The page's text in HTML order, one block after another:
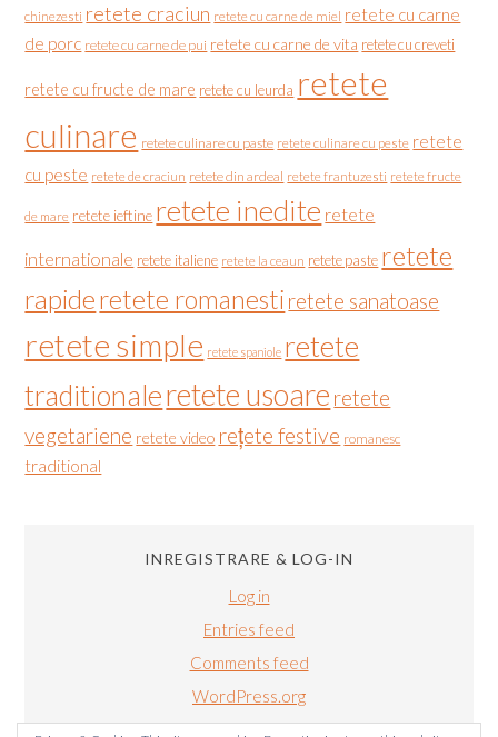
chinezesti retete craciun retete cu carne de miel retete cu carne
de porc retete cu carne de pui retete cu carne de vita retete cu creveti
retete cu fructe de mare retete cu leurda retete
culinare retete culinare cu paste retete culinare cu peste retete
cu peste retete de craciun retete din ardeal retete frantuzesti retete fructe
de mare retete ieftine retete inedite retete
internationale retete italiene retete la ceaun retete paste retete
rapideretete romanesti retete sanatoase
retete simple retete spaniole retete
traditionaleretete usoare retete
vegetariene retete video rețete festive romanesc
traditional
INREGISTRARE & LOG-IN
Log in
Entries feed
Comments feed
WordPress.org